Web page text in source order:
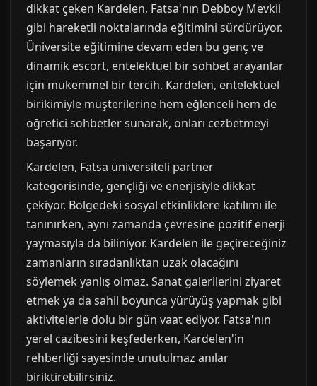
dikkat çeken Kardelen, Fatsa'nın Debboy Mevkii
gibi hareketli noktalarında eğitimini sürdürüyor.
Üniversite eğitimine devam eden bu genç ve
dinamik escort, entelektüel bir sohbet arayanlar
için mükemmel bir tercih. Kardelen, entelektüel
birikimiyle müşterilerine hem eğlenceli hem de
öğretici sohbetler sunarak, onları cezbetmeyi
başarıyor.
Kardelen, Fatsa üniversiteli partner
kategorisinde, gençliği ve enerjisiyle dikkat
çekiyor. Bölgedeki sosyal etkinliklere katılımı ile
tanınırken, aynı zamanda çevresine pozitif enerji
yaymasıyla da biliniyor. Kardelen ile geçireceğiniz
zamanların sıradanlıktan uzak olacağını
söylemek yanlış olmaz. Sanat galerilerini ziyaret
etmek ya da sahil boyunca yürüyüş yapmak gibi
aktivitelerle dolu bir gün vaat ediyor. Fatsa'nın
yerel cazibesini keşfederken, Kardelen'in
rehberliği sayesinde unutulmaz anılar
biriktirebilirsiniz.